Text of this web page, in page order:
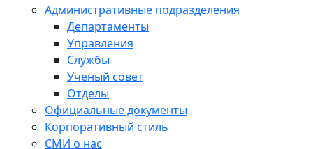
Административные подразделения
Департаменты
Управления
Службы
Ученый совет
Отделы
Официальные документы
Корпоративный стиль
СМИ о нас